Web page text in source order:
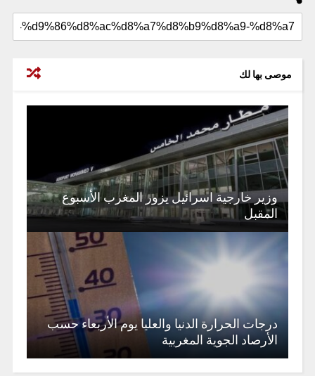
موصى بها لك
وزير خارجية اسرائيل يزور المغرب الأسبوع
المقبل
درجات الحرارة الدنيا والعليا يوم الأربعاء حسب
الأرصاد الجوية المغربية